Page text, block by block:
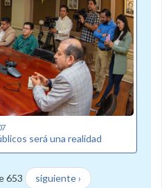
será una realidad
653 siguiente ›